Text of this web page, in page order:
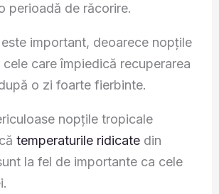
perioadă de răcorire.
important, deoarece nopțile
care împiedică recuperarea
o zi foarte fierbinte.
nopțile tropicale
temperaturile ridicatedin
la fel de importante ca cele